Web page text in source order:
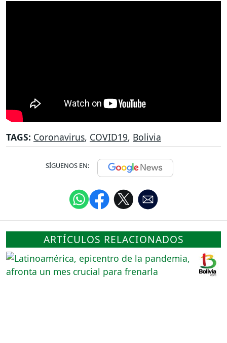
TAGS: Coronavirus, COVID19, Bolivia
SÍGUENOS EN:
ARTÍCULOS RELACIONADOS